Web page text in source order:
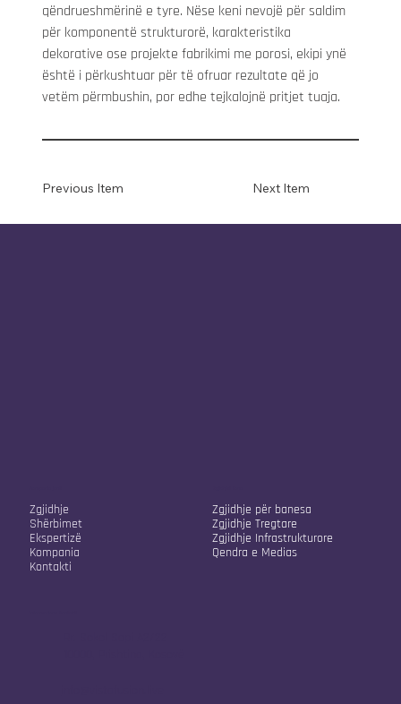
qëndrueshmërinë e tyre. Nëse keni nevojë për saldim
për komponentë strukturorë, karakteristika
dekorative ose projekte fabrikimi me porosi, ekipi ynë
është i përkushtuar për të ofruar rezultate që jo
vetëm përmbushin, por edhe tejkalojnë pritjet tuaja.
Next Item
Previous Item
Zgjidhje
Shërbimet
Ekspertizë
Kompania
Kontakti
Zgjidhje për banesa
Zgjidhje Tregtare
Zgjidhje Infrastrukturore
Qendra e Medias